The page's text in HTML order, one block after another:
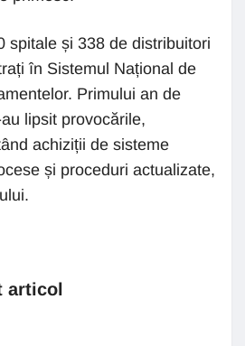
spitale și 338 de distribuitori
în Sistemul Național de
Primului an de
lipsit provocările,
achiziții de sisteme
și proceduri actualizate,
articol